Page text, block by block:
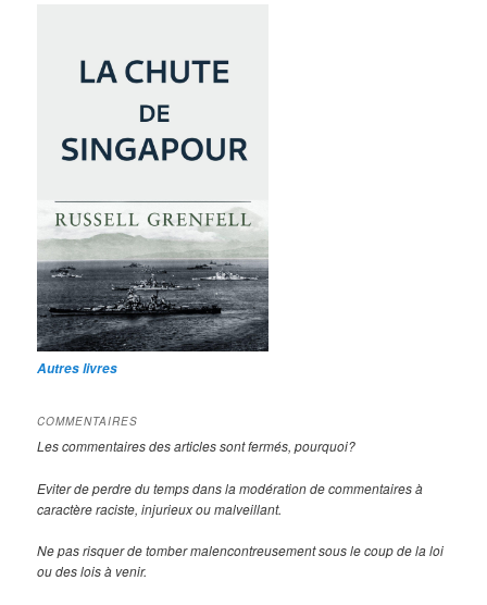
Autres livres
COMMENTAIRES
Les commentaires des articles sont fermés, pourquoi?
Eviter de perdre du temps dans la modération de commentaires à
caractère raciste, injurieux ou malveillant.
Ne pas risquer de tomber malencontreusement sous le coup de la loi
ou des lois à venir.